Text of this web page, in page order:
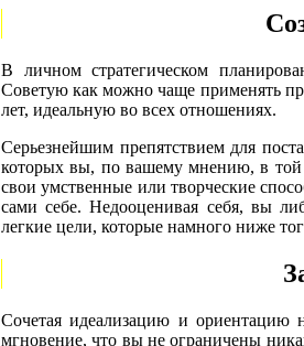
В личном стратегическом
Советую как можно чаще применять
лет, идеальную во всех отношениях.
Серьезнейшим препятствием для
которых вы, по вашему мнению, в
свои умственные или творческие
сами себе. Недооценивая себя, вы
легкие цели, которые намного ниже
Сочетая идеализацию и ориентацию
мгновение, что вы не ограничены